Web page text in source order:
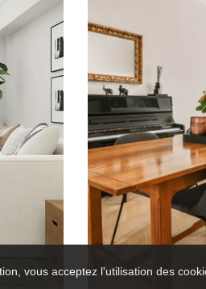
vous acceptez l'utilisation des